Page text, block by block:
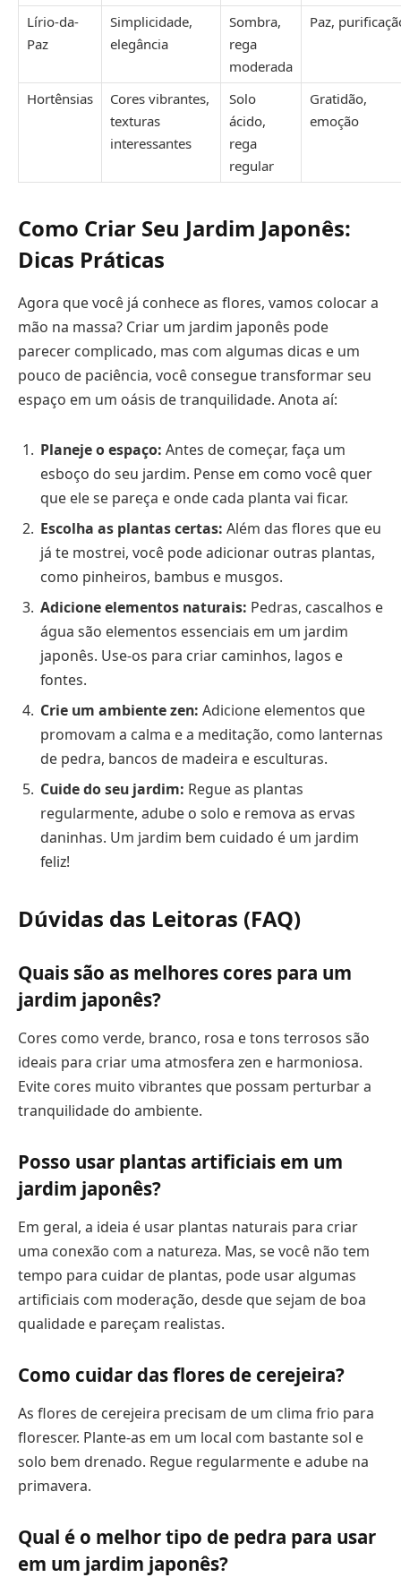
Lírio-da-
Paz
Simplicidade,
elegância
Sombra,
rega
moderada
Paz,
Hortênsias
Cores vibrantes,
texturas
interessantes
Solo
ácido,
rega
regular
Gratidão,
emoção
Como Criar Seu Jardim Japonês:
Dicas Práticas
Agora que você já conhece as flores, vamos colocar a
mão na massa? Criar um jardim japonês pode
parecer complicado, mas com algumas dicas e um
pouco de paciência, você consegue transformar seu
espaço em um oásis de tranquilidade. Anota aí:
Planeje o espaço: Antes de começar, faça um
esboço do seu jardim. Pense em como você quer
que ele se pareça e onde cada planta vai ficar.
Escolha as plantas certas: Além das flores que eu
já te mostrei, você pode adicionar outras plantas,
como pinheiros, bambus e musgos.
Adicione elementos naturais: Pedras, cascalhos e
água são elementos essenciais em um jardim
japonês. Use-os para criar caminhos, lagos e
fontes.
Crie um ambiente zen: Adicione elementos que
promovam a calma e a meditação, como lanternas
de pedra, bancos de madeira e esculturas.
Cuide do seu jardim: Regue as plantas
regularmente, adube o solo e remova as ervas
daninhas. Um jardim bem cuidado é um jardim
feliz!
Dúvidas das Leitoras (FAQ)
Quais são as melhores cores para um
jardim japonês?
Cores como verde, branco, rosa e tons terrosos são
ideais para criar uma atmosfera zen e harmoniosa.
Evite cores muito vibrantes que possam perturbar a
tranquilidade do ambiente.
Posso usar plantas artificiais em um
jardim japonês?
Em geral, a ideia é usar plantas naturais para criar
uma conexão com a natureza. Mas, se você não tem
tempo para cuidar de plantas, pode usar algumas
artificiais com moderação, desde que sejam de boa
qualidade e pareçam realistas.
Como cuidar das flores de cerejeira?
As flores de cerejeira precisam de um clima frio para
florescer. Plante-as em um local com bastante sol e
solo bem drenado. Regue regularmente e adube na
primavera.
Qual é o melhor tipo de pedra para usar
em um jardim japonês?